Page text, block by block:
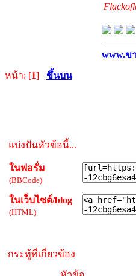
www.ข
หน้า: [1] ขึ้นบน
แบ่งปันหัวข้อนี้...
ในฟอรั่ม
(BBCode)
ในเว็บไซด์/blog
(HTML)
กระทู้ที่เกี่ยวข้อง